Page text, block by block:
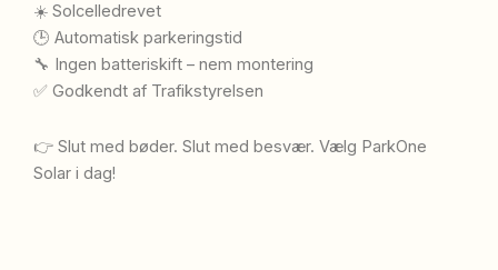
☀️ Solcelledrevet
🕒 Automatisk parkeringstid
🔧 Ingen batteriskift – nem montering
✅ Godkendt af Trafikstyrelsen
👉 Slut med bøder. Slut med besvær. Vælg ParkOne
Solar i dag!